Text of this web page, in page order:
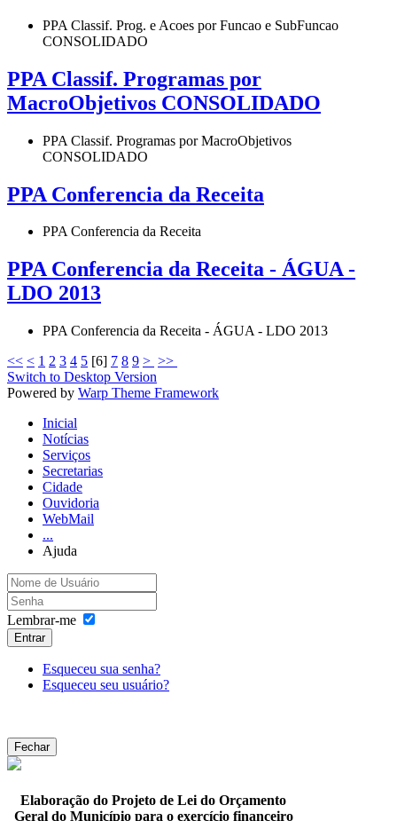
PPA Classif. Prog. e Acoes por Funcao e SubFuncao
CONSOLIDADO
PPA Classif. Programas por
MacroObjetivos CONSOLIDADO
PPA Classif. Programas por MacroObjetivos
CONSOLIDADO
PPA Conferencia da Receita
PPA Conferencia da Receita
PPA Conferencia da Receita - ÁGUA -
LDO 2013
PPA Conferencia da Receita - ÁGUA - LDO 2013
<< < 1 2 3 4 5 [6] 7 8 9 > >>
Switch to Desktop Version
Powered by Warp Theme Framework
Inicial
Notícias
Serviços
Secretarias
Cidade
Ouvidoria
WebMail
...
Ajuda
Lembrar-me
Entrar
Esqueceu sua senha?
Esqueceu seu usuário?
Fechar
Elaboração do Projeto de Lei do Orçamento
Geral do Município para o exercício financeiro